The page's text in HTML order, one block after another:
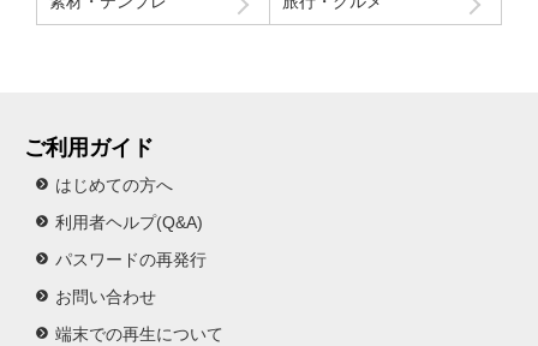
ご利用ガイド
はじめての方へ
利用者ヘルプ(Q&A)
パスワードの再発行
お問い合わせ
端末での再生について